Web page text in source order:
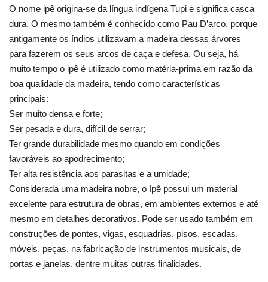
O nome ipê origina-se da língua indígena Tupi e significa casca
dura. O mesmo também é conhecido como Pau D’arco, porque
antigamente os índios utilizavam a madeira dessas árvores
para fazerem os seus arcos de caça e defesa. Ou seja, há
muito tempo o ipê é utilizado como matéria-prima em razão da
boa qualidade da madeira, tendo como características
principais:
Ser muito densa e forte;
Ser pesada e dura, difícil de serrar;
Ter grande durabilidade mesmo quando em condições
favoráveis ao apodrecimento;
Ter alta resistência aos parasitas e a umidade;
Considerada uma madeira nobre, o Ipê possui um material
excelente para estrutura de obras, em ambientes externos e até
mesmo em detalhes decorativos. Pode ser usado também em
construções de pontes, vigas, esquadrias, pisos, escadas,
móveis, peças, na fabricação de instrumentos musicais, de
portas e janelas, dentre muitas outras finalidades.